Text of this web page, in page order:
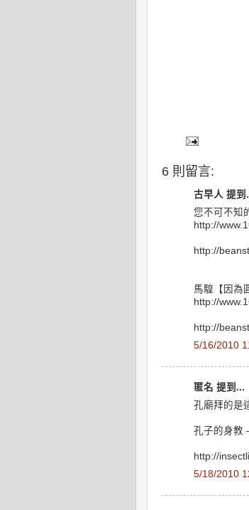
6 則留言:
古早人 提到
您不可不知
http://
http://
馬騜【因為
http://
http://
5/16/2010
匿名 提到...
孔廟拜的是
孔子的身教
http://
5/18/2010